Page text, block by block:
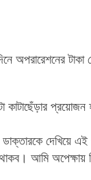
অপরারেশনের
কাটাছেঁড়ার
দেখিয়ে এই
আমি অপেক্ষায়